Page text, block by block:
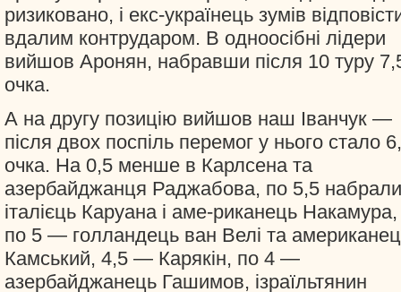
ризиковано, і екс-українець зумів
вдалим контрударом. В одноосібні лідери
вийшов Аронян, набравши після 10 туру
очка.
А на другу позицію вийшов наш Іванчук —
після двох поспіль перемог у нього стало
очка. На 0,5 менше в Карлсена та
азербайджанця Раджабова, по 5,5 набрали
італієць Каруана і аме-риканець Накамура,
по 5 — голландець ван Велі та
Камський, 4,5 — Карякін, по 4 —
азербайджанець Гашимов, ізраїльтянин